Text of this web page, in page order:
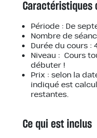
Caractéristiques
Période : De
Nombre de
Durée du cours :
Niveau : Cours
débuter !
Prix : selon la
indiqué est
restantes.
Ce qui est inclus